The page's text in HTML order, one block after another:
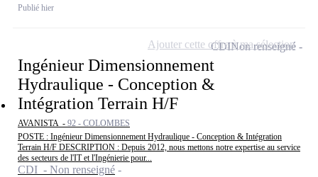
Publié hier
Ingénieur Dimensionnement
Hydraulique - Conception &
Intégration Terrain H/F
AVANISTA - 92 - COLOMBES
POSTE : Ingénieur Dimensionnement Hydraulique - Conception & Intégration
Terrain H/F DESCRIPTION : Depuis 2012, nous mettons notre expertise au service
des secteurs de l'IT et l'Ingénierie pour...
CDI - Non renseigné
CDINon renseigné
Ajouter cette offre à ma sélection